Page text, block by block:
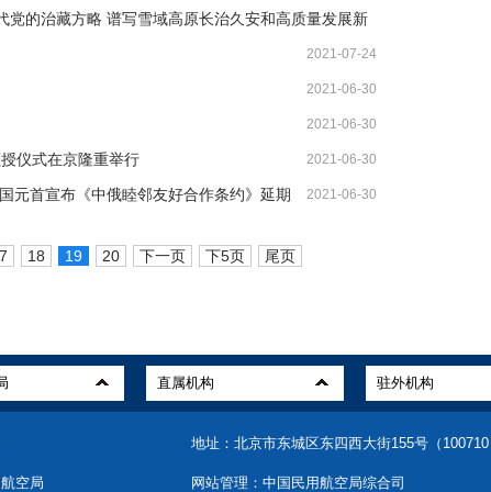
党的治藏方略 谱写雪域高原长治久安和高质量发展新
2021-07-24
2021-06-30
2021-06-30
仪式在京隆重举行 2021-06-30
元首宣布《中俄睦邻友好合作条约》延期 2021-06-30
18 19 20 下一页 下5页 尾页
地址：北京市东城区东四西大街155号（
空局 网站管理：中国民用航空局综合司